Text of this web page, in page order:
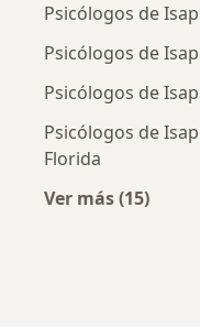
Psicólogos de
Psicólogos de
Psicólogos de
Psicólogos de
Florida
Ver más (15)